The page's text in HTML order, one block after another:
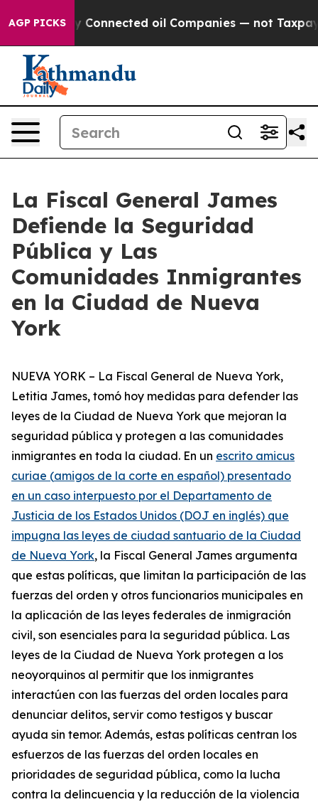
AGP PICKSConnected oil Companies — not
La Fiscal General James
Defiende la Seguridad
Pública y Las
Comunidades Inmigrantes
en la Ciudad de Nueva
York
NUEVA YORK – La Fiscal General de Nueva York,
Letitia James, tomó hoy medidas para defender las
leyes de la Ciudad de Nueva York que mejoran la
seguridad pública y protegen a las comunidades
inmigrantes en toda la ciudad. En un escrito amicus
curiae (amigos de la corte en español) presentado
en un caso interpuesto por el Departamento de
Justicia de los Estados Unidos (DOJ en inglés) que
impugna las leyes de ciudad santuario de la Ciudad
de Nueva York, la Fiscal General James argumenta
que estas políticas, que limitan la participación de las
fuerzas del orden y otros funcionarios municipales en
la aplicación de las leyes federales de inmigración
civil, son esenciales para la seguridad pública. Las
leyes de la Ciudad de Nueva York protegen a los
neoyorquinos al permitir que los inmigrantes
interactúen con las fuerzas del orden locales para
denunciar delitos, servir como testigos y buscar
ayuda sin temor. Además, estas políticas centran los
esfuerzos de las fuerzas del orden locales en
prioridades de seguridad pública, como la lucha
contra la delincuencia y la reducción de la violencia